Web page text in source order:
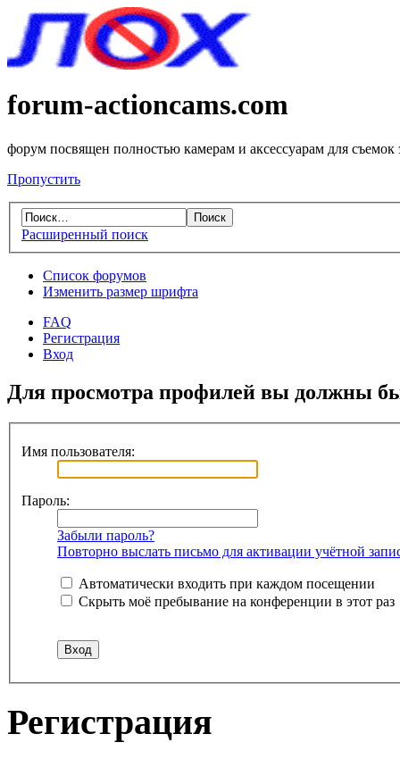
forum-actioncams.com
форум посвящен полностью камерам и аксессуарам для съемок
Пропустить
Расширенный поиск
Список форумов
Изменить размер шрифта
FAQ
Регистрация
Вход
Для просмотра профилей вы должны
Имя пользователя:
Пароль:
Забыли пароль?
Повторно выслать письмо для активации учётной
Автоматически входить при каждом посещении
Скрыть моё пребывание на конференции в этот раз
Регистрация